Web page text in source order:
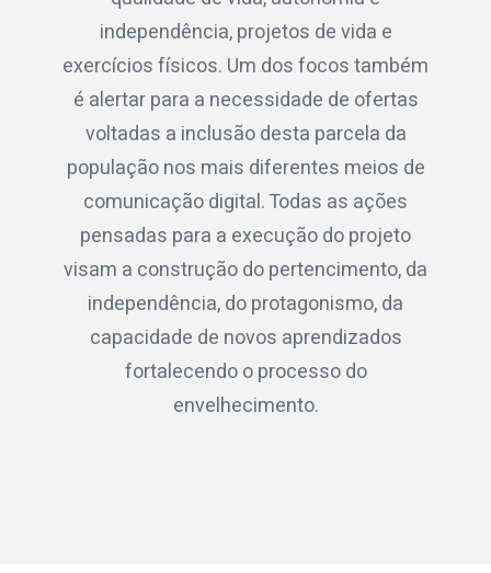
independência, projetos de vida e
exercícios físicos. Um dos focos também
é alertar para a necessidade de ofertas
voltadas a inclusão desta parcela da
população nos mais diferentes meios de
comunicação digital. Todas as ações
pensadas para a execução do projeto
visam a construção do pertencimento, da
independência, do protagonismo, da
capacidade de novos aprendizados
fortalecendo o processo do
envelhecimento.